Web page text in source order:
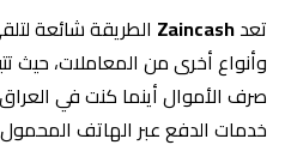
تعدZaincashالطريقة شائعة
وأنواع أخرى من المعاملات، حيث
صرف الأموال أينما كنت في
خدمات الدفع عبر الهاتف